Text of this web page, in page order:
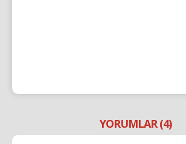
YORUMLAR (4)